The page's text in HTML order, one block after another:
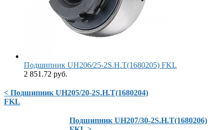
Подшипник UH206/25-2S.H.T(1680205) FKL
2 851.72 руб.
< Подшипник UH205/20-2S.H.T(1680204)
FKL
Подшипник UH207/30-2S.H.T(1680206)